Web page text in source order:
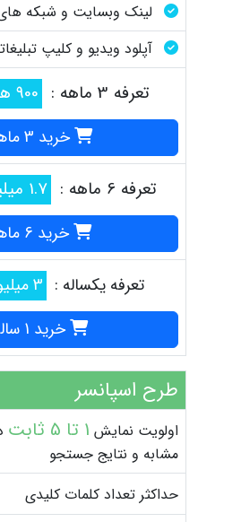
لینک وبسایت و شبکه
آپلود ویدیو و کلیپ
تعرفه 3 ماهه : 900 هزار تومان
خرید 3 ماهه
تعرفه 6 ماهه : 1.7 میلیون تومان
خرید 6 ماهه
تعرفه یکساله : 3 میلیون تومان
خرید 1 ساله
طرح اسپانسر
اولویت نمایش 1 تا 5 ثابت
مشابه و نتایج جستجو
حداکثر تعداد کلمات کلیدی